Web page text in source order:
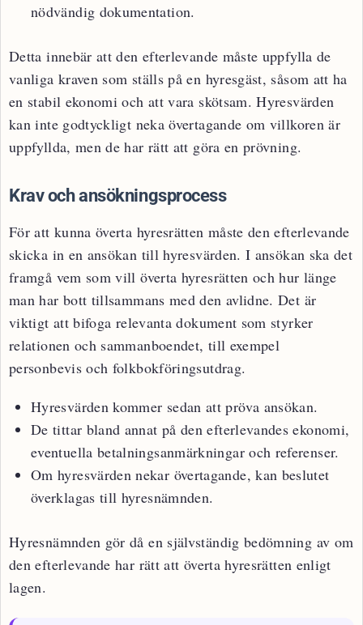
nödvändig dokumentation.
Detta innebär att den efterlevande måste uppfylla de
vanliga kraven som ställs på en hyresgäst, såsom att ha
en stabil ekonomi och att vara skötsam. Hyresvärden
kan inte godtyckligt neka övertagande om villkoren är
uppfyllda, men de har rätt att göra en prövning.
Krav och ansökningsprocess
För att kunna överta hyresrätten måste den efterlevande
skicka in en ansökan till hyresvärden. I ansökan ska det
framgå vem som vill överta hyresrätten och hur länge
man har bott tillsammans med den avlidne. Det är
viktigt att bifoga relevanta dokument som styrker
relationen och sammanboendet, till exempel
personbevis och folkbokföringsutdrag.
Hyresvärden kommer sedan att pröva ansökan.
De tittar bland annat på den efterlevandes ekonomi,
eventuella betalningsanmärkningar och referenser.
Om hyresvärden nekar övertagande, kan beslutet
överklagas till hyresnämnden.
Hyresnämnden gör då en självständig bedömning av om
den efterlevande har rätt att överta hyresrätten enligt
lagen.